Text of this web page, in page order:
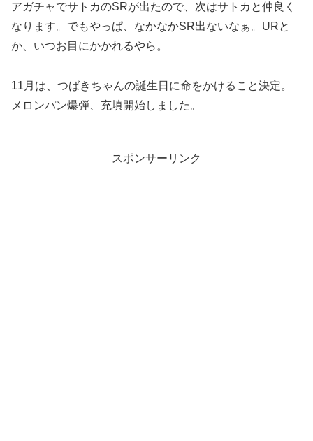
アガチャでサトカのSRが出たので、次はサトカと仲良く
なります。でもやっぱ、なかなかSR出ないなぁ。URと
か、いつお目にかかれるやら。
11月は、つばきちゃんの誕生日に命をかけること決定。
メロンパン爆弾、充填開始しました。
スポンサーリンク